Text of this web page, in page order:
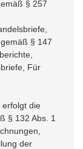
§ 257
§ 147
Für
erfolgt die
§ 132 Abs. 1
der